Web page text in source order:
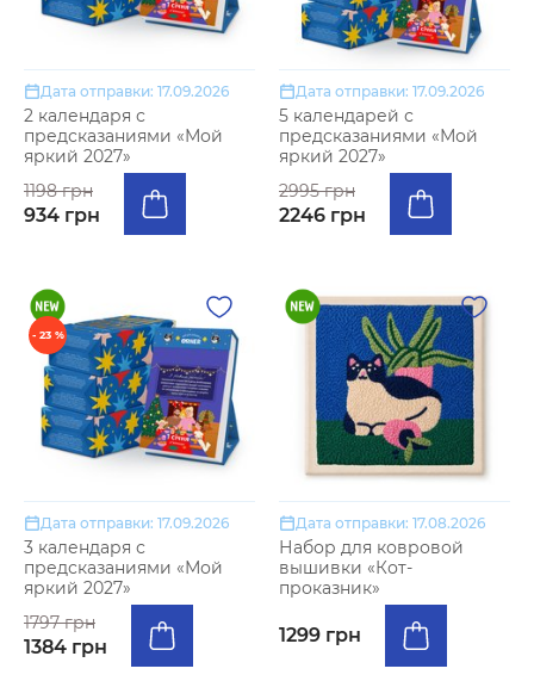
Дата отправки: 17.09.2026
2 календаря с
предсказаниями «Мой
яркий 2027»
1198 грн
934 грн
Дата отправки: 17.09.2026
5 календарей с
предсказаниями «Мой
яркий 2027»
2995 грн
2246 грн
- 23 %
Дата отправки: 17.09.2026
3 календаря с
предсказаниями «Мой
яркий 2027»
1797 грн
1384 грн
Дата отправки: 17.08.2026
Набор для ковровой
вышивки «Кот-
проказник»
1299 грн